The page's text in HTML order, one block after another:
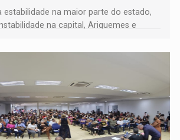
estabilidade na maior parte do estado,
na capital, Ariquemes e